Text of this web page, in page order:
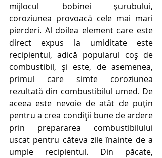
mijlocul bobinei șurubului,
coroziunea provoacă cele mai mari
pierderi. Al doilea element care este
direct expus la umiditate este
recipientul, adică popularul coș de
combustibil, și este, de asemenea,
primul care simte coroziunea
rezultată din combustibilul umed. De
aceea este nevoie de atât de puțin
pentru a crea condiții bune de ardere
prin prepararea combustibilului
uscat pentru câteva zile înainte de a
umple recipientul. Din păcate,